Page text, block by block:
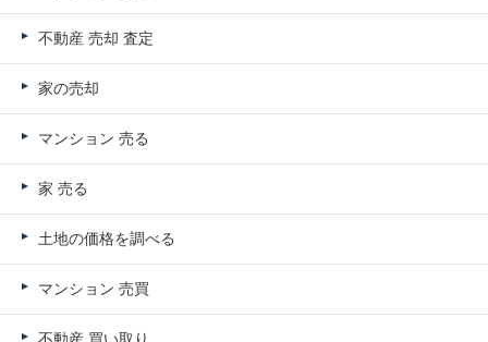
不動産 売却 査定
家の売却
マンション 売る
家 売る
土地の価格を調べる
マンション 売買